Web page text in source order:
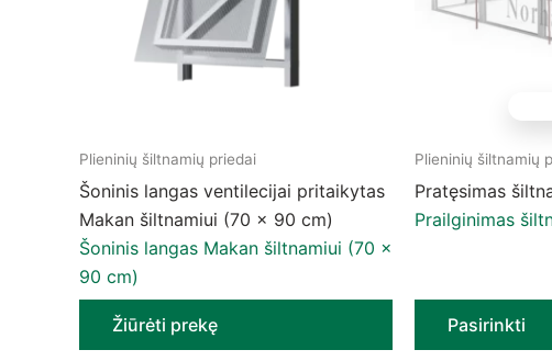
Plieninių šiltnamių priedai
Šoninis langas Makan šiltnamiui (70 ×
90 cm)
Šoninis langas ventilecijai pritaikytas
Makan šiltnamiui (70 × 90 cm)
Žiūrėti prekę
Plieninių šiltnamių
Prailginimas
Pratęsimas
Pasirinkti